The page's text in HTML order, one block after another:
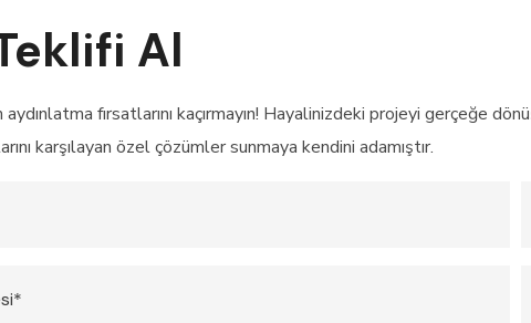
Al
fırsatlarını kaçırmayın! Hayalinizdeki projeyi gerçeğe
karşılayan özel çözümler sunmaya kendini adamıştır.